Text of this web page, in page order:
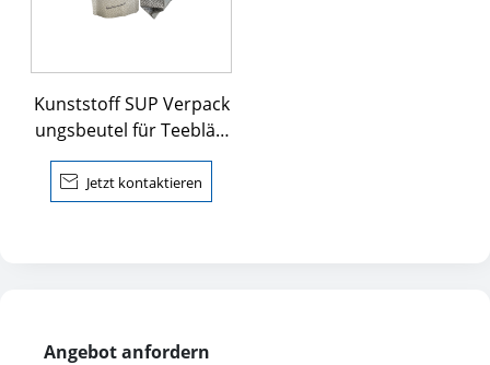
Kunststoff SUP Verpack
ungsbeutel für Teeblätt
er
 Jetzt kontaktieren
Angebot anfordern